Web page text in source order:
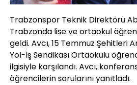
Trabzonspor Teknik Direktörü
Trabzonda lise ve ortaokul
geldi. Avcı, 15 Temmuz Şehitleri
Yol-İş Sendikası Ortaokulu
ilgisiyle karşılandı. Avcı,
öğrencilerin sorularını yanıtladı.